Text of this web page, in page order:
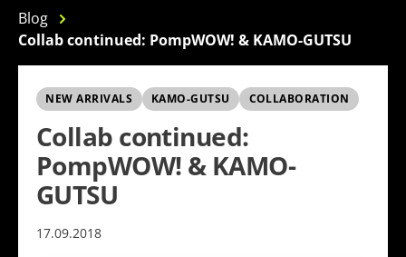
Blog
Collab continued: PompWOW! & KAMO-GUTSU
NEW ARRIVALS KAMO-GUTSU COLLABORATION
Collab continued:
PompWOW! & KAMO-
GUTSU
17.09.2018